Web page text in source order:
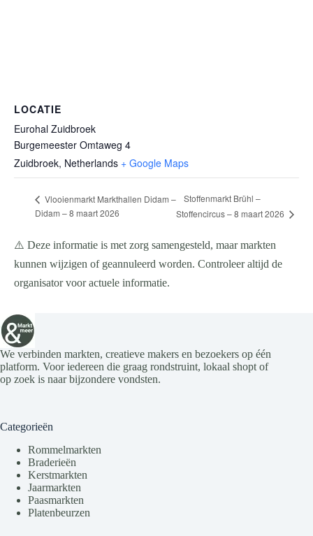
LOCATIE
Eurohal Zuidbroek
Burgemeester Omtaweg 4
Zuidbroek, Netherlands + Google Maps
Vlooienmarkt Markthallen Didam –
Didam – 8 maart 2026
Stoffenmarkt Brühl –
Stoffencircus – 8 maart 2026
⚠️ Deze informatie is met zorg samengesteld, maar markten
kunnen wijzigen of geannuleerd worden. Controleer altijd de
organisator voor actuele informatie.
We verbinden markten, creatieve makers en bezoekers op één
platform. Voor iedereen die graag rondstruint, lokaal shopt of
op zoek is naar bijzondere vondsten.
Categorieën
Rommelmarkten
Braderieën
Kerstmarkten
Jaarmarkten
Paasmarkten
Platenbeurzen